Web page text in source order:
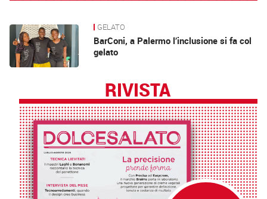
News GELATO
BarConi, a Palermo l’inclusione si fa col
gelato
RIVISTA